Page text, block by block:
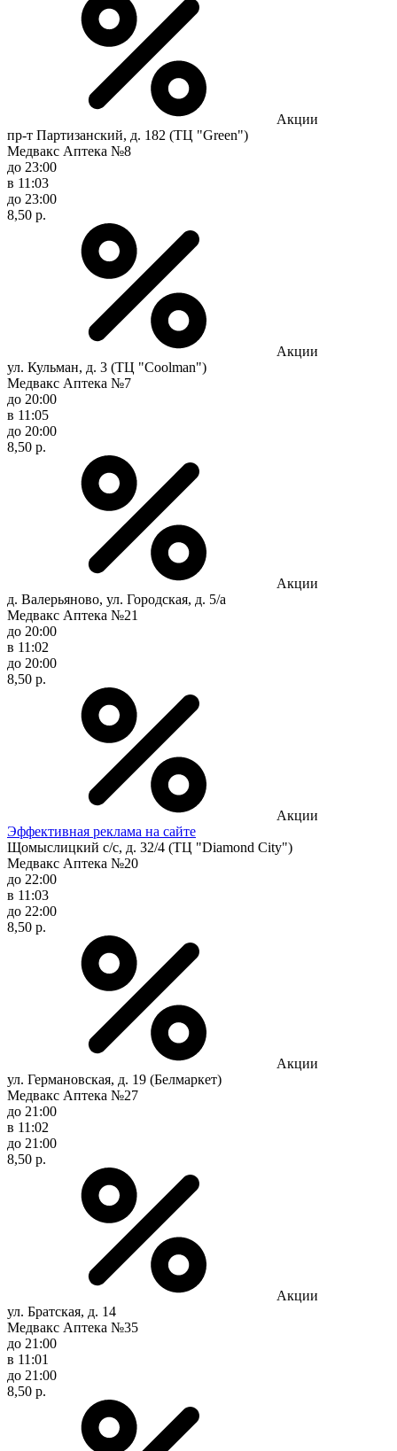
Акции
пр-т Партизанский, д. 182 (ТЦ "Green")
Медвакс Аптека №8
до 23:00
в 11:03
до 23:00
8,50 р.
Акции
ул. Кульман, д. 3 (ТЦ "Coolman")
Медвакс Аптека №7
до 20:00
в 11:05
до 20:00
8,50 р.
Акции
д. Валерьяново, ул. Городская, д. 5/а
Медвакс Аптека №21
до 20:00
в 11:02
до 20:00
8,50 р.
Акции
Эффективная реклама на сайте
Щомыслицкий с/с, д. 32/4 (ТЦ "Diamond City")
Медвакс Аптека №20
до 22:00
в 11:03
до 22:00
8,50 р.
Акции
ул. Германовская, д. 19 (Белмаркет)
Медвакс Аптека №27
до 21:00
в 11:02
до 21:00
8,50 р.
Акции
ул. Братская, д. 14
Медвакс Аптека №35
до 21:00
в 11:01
до 21:00
8,50 р.